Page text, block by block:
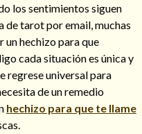
los sentimientos siguen
de tarot por email, muchas
un hechizo para que
cada situación es única y
regrese universal para
de un remedio
hechizo para que te llame